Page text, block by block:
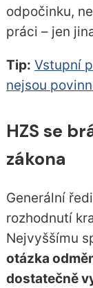
odpočinku,
práci – jen
Tip: Vstupní
nejsou
HZS se
zákona
Generální
rozhodnutí
Nejvyššímu
otázka
dostatečně